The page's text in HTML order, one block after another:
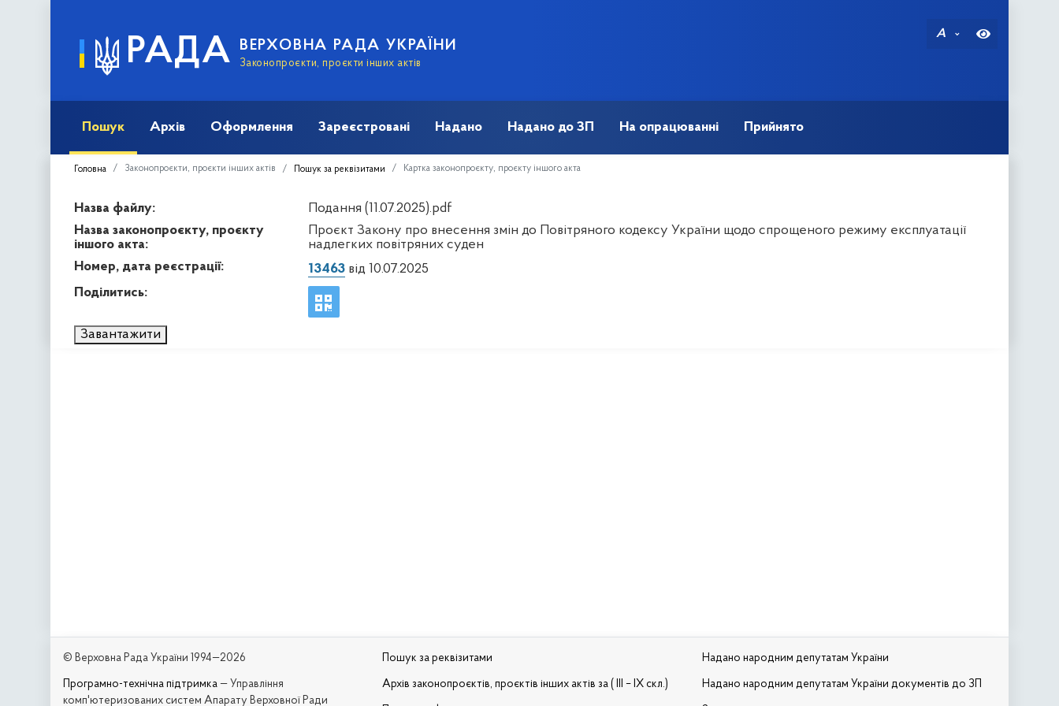
РАДА ВЕРХОВНА РАДА УКРАЇНИ
Законопроєкти, проєкти інших актів
A
Пошук Архів Оформлення Зареєстровані Надано Надано до ЗП На опрацюванні Прийнято
Головна Законопроєкти, проєкти інших актів Пошук за реквізитами Картка законопроєкту, проєкту іншого акта
Назва файлу:
Подання (11.07.2025).pdf
Назва законопроєкту, проєкту
іншого акта:
Проєкт Закону про внесення змін до Повітряного кодексу України щодо спрощеного режиму експлуатації
надлегких повітряних суден
Номер, дата реєстрації:
13463від 10.07.2025
Поділитись:
Завантажити
© Верховна Рада України 1994—2026
Програмно-технічна підтримка — Управління
комп'ютеризованих систем Апарату Верховної Ради
Пошук за реквізитами
Архів законопроєктів, проєктів інших актів за ( III – IX скл.)
Надано народним депутатам України
Надано народним депутатам України документів до ЗП